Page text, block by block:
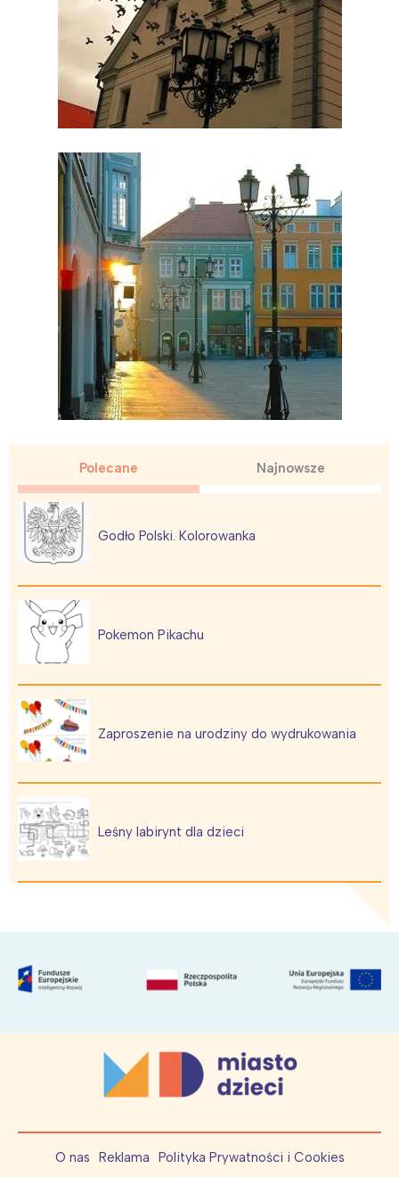
Polecane Najnowsze
Godło Polski. Kolorowanka
Pokemon Pikachu
Zaproszenie na urodziny do wydrukowania
Leśny labirynt dla dzieci
O nas Reklama Polityka Prywatności i Cookies